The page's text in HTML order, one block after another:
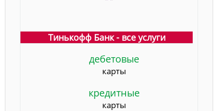
Тинькофф Банк - все услуги
дебетовые
карты
кредитные
карты